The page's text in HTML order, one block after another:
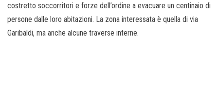
costretto soccorritori e forze dell’ordine a evacuare un centinaio di
persone dalle loro abitazioni. La zona interessata è quella di via
Garibaldi, ma anche alcune traverse interne.